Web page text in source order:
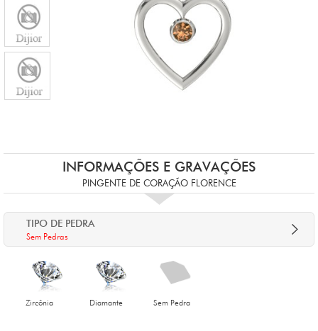
INFORMAÇÕES E GRAVAÇÕES
PINGENTE DE CORAÇÃO FLORENCE
TIPO DE PEDRA
Sem Pedras
Zircônia Diamante Sem Pedra